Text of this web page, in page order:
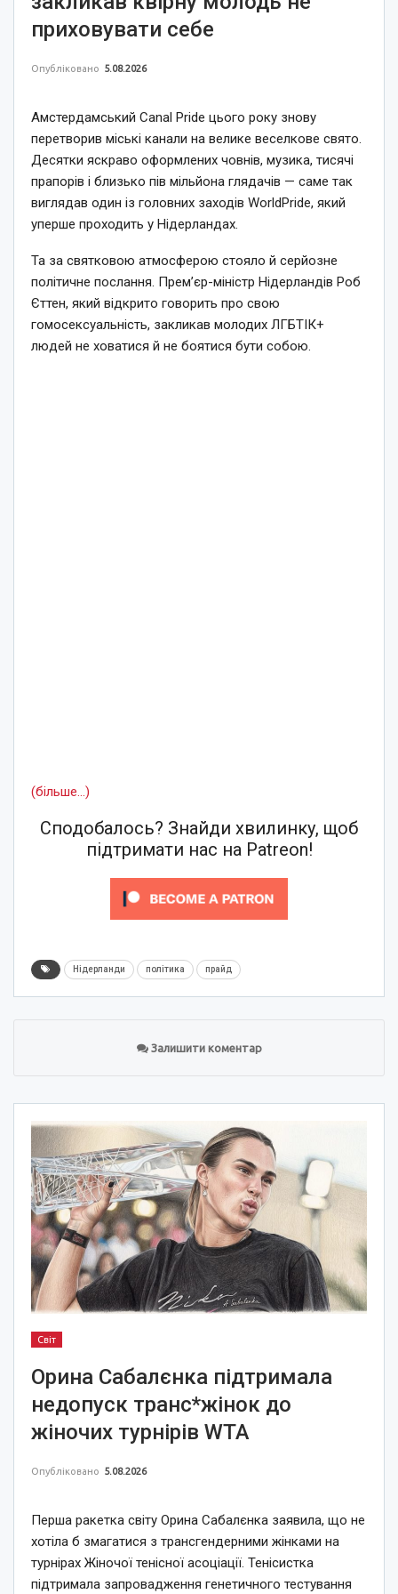
приховувати себе
Опубліковано 5.08.2026
Амстердамський Canal Pride цього року знову
перетворив міські канали на велике веселкове свято.
Десятки яскраво оформлених човнів, музика, тисячі
прапорів і близько пів мільйона глядачів — саме так
виглядав один із головних заходів WorldPride, який
уперше проходить у Нідерландах.
Та за святковою атмосферою стояло й серйозне
політичне послання. Прем’єр-міністр Нідерландів Роб
Єттен, який відкрито говорить про свою
гомосексуальність, закликав молодих ЛГБТІК+
людей не ховатися й не боятися бути собою.
(більше…)
Сподобалось? Знайди хвилинку, щоб
підтримати нас на Patreon!
Нідерланди політика прайд
Залишити коментар
Світ
Орина Сабалєнка підтримала
недопуск транс*жінок до
жіночих турнірів WTA
Опубліковано 5.08.2026
Перша ракетка світу Орина Сабалєнка заявила, що не
хотіла б змагатися з трансгендерними жінками на
турнірах Жіночої тенісної асоціації. Тенісистка
підтримала запровадження генетичного тестування